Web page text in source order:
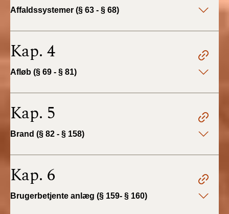
2022)
BR18 (1/1 - 30/6
BR18 (29/6 - 31/12
2021)
2021)
BR18 (1/7-31/12
BR18 (10/3-30/6
2020)
Affaldssystemer (§ 63 - § 68)
Kap. 4
Afløb (§ 69 - § 81)
Kap. 5
Brand (§ 82 - § 158)
Kap. 6
Brugerbetjente anlæg (§ 159- § 160)